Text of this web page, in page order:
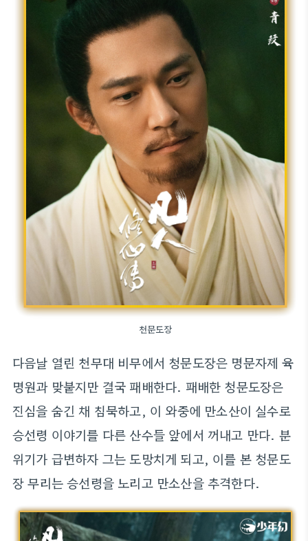
천문도장
다음날 열린 천무대 비무에서 청문도장은 명문자제 육
명원과 맞붙지만 결국 패배한다. 패배한 청문도장은
진심을 숨긴 채 침묵하고, 이 와중에 만소산이 실수로
승선령 이야기를 다른 산수들 앞에서 꺼내고 만다. 분
위기가 급변하자 그는 도망치게 되고, 이를 본 청문도
장 무리는 승선령을 노리고 만소산을 추격한다.